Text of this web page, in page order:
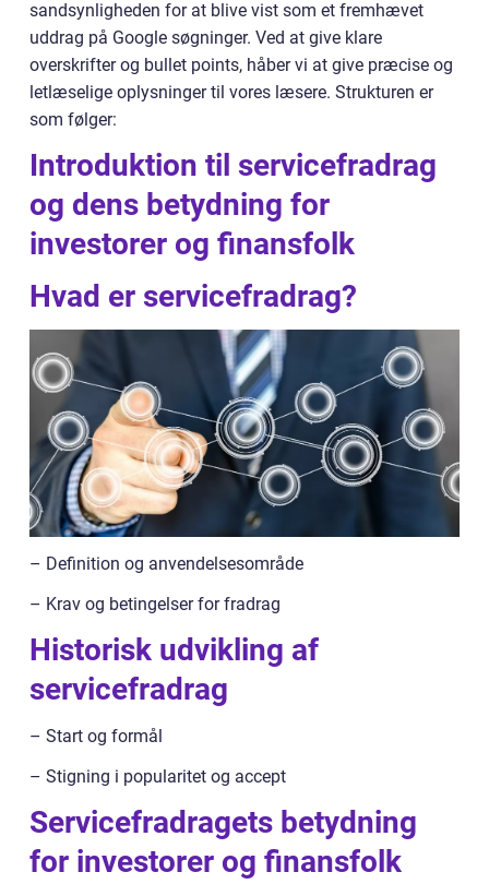
sandsynligheden for at blive vist som et fremhævet
uddrag på Google søgninger. Ved at give klare
overskrifter og bullet points, håber vi at give præcise og
letlæselige oplysninger til vores læsere. Strukturen er
som følger:
Introduktion til servicefradrag
og dens betydning for
investorer og finansfolk
Hvad er servicefradrag?
– Definition og anvendelsesområde
– Krav og betingelser for fradrag
Historisk udvikling af
servicefradrag
– Start og formål
– Stigning i popularitet og accept
Servicefradragets betydning
for investorer og finansfolk